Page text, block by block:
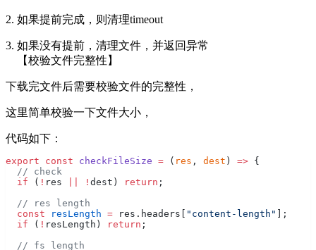
2. 如果提前完成，则清理timeout
3. 如果没有提前，清理文件，并返回异常
【校验文件完整性】
下载完文件后需要校验文件的完整性，
这里简单校验一下文件大小，
代码如下：
export const checkFileSize = ( res , dest ) => {
  // check
  if
( ! res ! dest) return ;
  // res length
  const
resLength = res.headers[ "content-length"
];
  if
( ! resLength) return ;
  // fs length